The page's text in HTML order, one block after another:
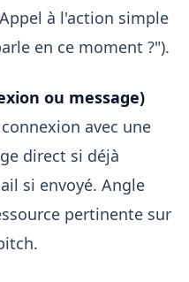
à l'action simple
en ce moment ?").
ou message)
avec une
direct si déjà
si envoyé. Angle
pertinente sur